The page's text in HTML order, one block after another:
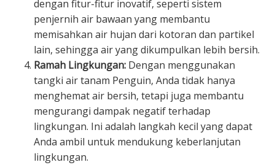
dengan fitur-fitur inovatif, seperti sistem
penjernih air bawaan yang membantu
memisahkan air hujan dari kotoran dan partikel
lain, sehingga air yang dikumpulkan lebih bersih.
Ramah Lingkungan: Dengan menggunakan
tangki air tanam Penguin, Anda tidak hanya
menghemat air bersih, tetapi juga membantu
mengurangi dampak negatif terhadap
lingkungan. Ini adalah langkah kecil yang dapat
Anda ambil untuk mendukung keberlanjutan
lingkungan.